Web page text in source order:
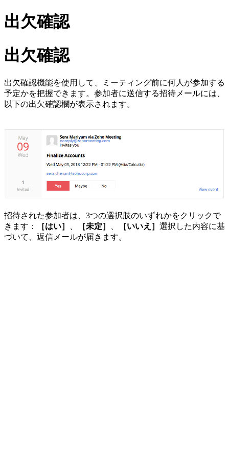
出欠確認
出欠確認
出欠確認機能を使用して、ミーティング前に何人が参加する
予定かを把握できます。参加者に送信する招待メールには、
以下の出欠確認欄が表示されます。
招待された参加者は、3つの選択肢のいずれかをクリックで
きます：
［はい］ 、 ［未定］ 、 ［いいえ］ 選択した内容に基
づいて、返信メールが届きます。